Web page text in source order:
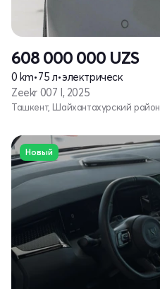
608 000 000 UZS
0 km•75 л•электрическ
Zeekr 007 I, 2025
Ташкент, Шайхантахурский район
Новый